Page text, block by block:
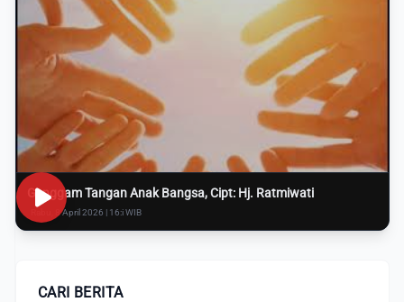
Genggam Tangan Anak Bangsa, Cipt: Hj. Ratmiwati
Rabu, 8 April 2026 | 16:i WIB
CARI BERITA